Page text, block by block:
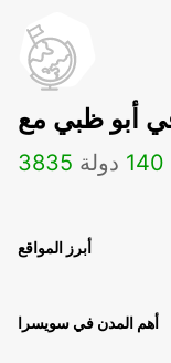
3835 140 دولة
أبرز المواقع
أهم المدن في سويسرا